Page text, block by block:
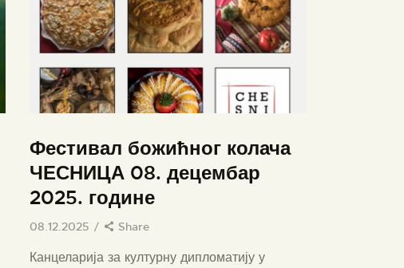
Фестивал божићног колача
ЧЕСНИЦА 08. децембар
2025. године
08.12.2025 Share
Канцеларија за културну дипломатију у